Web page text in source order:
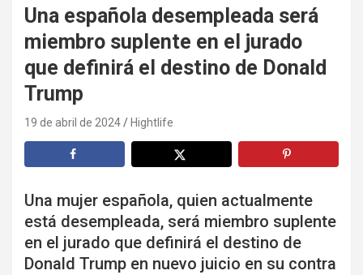
Una española desempleada será
miembro suplente en el jurado
que definirá el destino de Donald
Trump
19 de abril de 2024 Hightlife
Una mujer española, quien actualmente
está desempleada, será miembro suplente
en el jurado que definirá el destino de
Donald Trump en nuevo juicio en su contra